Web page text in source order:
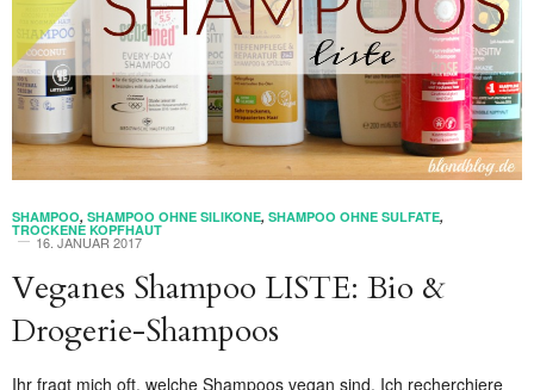
SHAMPOO, SHAMPOO OHNE SILIKONE, SHAMPOO OHNE SULFATE,
TROCKENE KOPFHAUT
16. JANUAR 2017
Veganes Shampoo LISTE: Bio &
Drogerie-Shampoos
Ihr fragt mich oft, welche Shampoos vegan sind. Ich recherchiere